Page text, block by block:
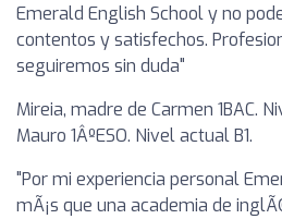
Emerald English School y no
contentos y satisfechos.
seguiremos sin duda"
Mireia, madre de Carmen 1BAC.
Mauro 1ÂºESO. Nivel actual B1.
"Por mi experiencia personal
mÃ¡s que una academia de